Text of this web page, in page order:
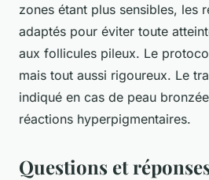
zones étant plus sensibles, les
adaptés pour éviter toute
aux follicules pileux. Le
mais tout aussi rigoureux. Le
indiqué en cas de peau
réactions hyperpigmentaires.
Questions et